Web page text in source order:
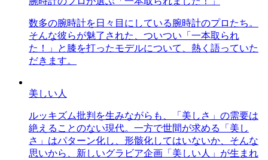
数多の腕時計を日々目にしている腕時計のプロたち。
そんな彼らが魅了された、ついつい「一本取られ
た！」と膝を打ったモデルについて、熱く語っていた
だきます。
美しい人
ルッキズム批判を生みながらも、「美しさ」の需要は
絶えることのない現代。一方で世間が求める「美し
さ」はパターン化し、形骸化してはいないか、そんな
思いから、新しいグラビア企画「美しい人」が生まれ